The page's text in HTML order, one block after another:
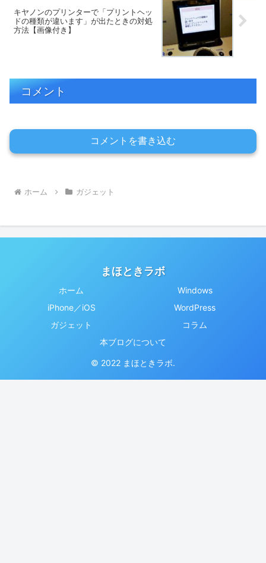
キヤノンのプリンターで「プリントヘッ
ドの種類が違います」が出たときの対処
方法【画像付き】
コメント
コメントを書き込む
ホーム ガジェット
まほときラボ
ホーム
Windows
iPhone／iOS
WordPress
ガジェット
コラム
本ブログについて
© 2022 まほときラボ.